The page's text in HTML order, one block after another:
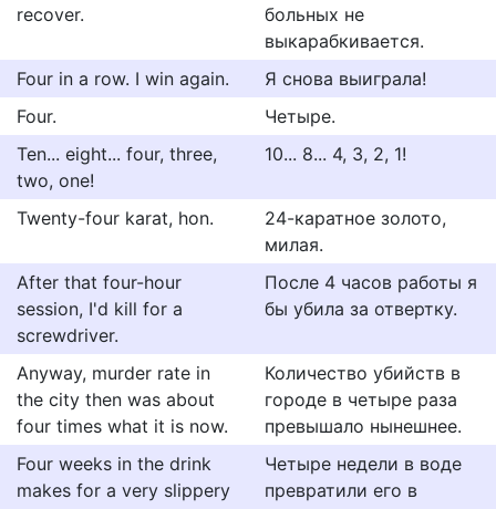
recover.
больных не
выкарабкивается.
Four in a row. I win again.
Я снова выиграла!
Four.
Четыре.
Ten... eight... four, three,
two, one!
10... 8... 4, 3, 2, 1!
Twenty-four karat, hon.
24-каратное золото,
милая.
After that four-hour
session, I'd kill for a
screwdriver.
После 4 часов работы я
бы убила за отвертку.
Anyway, murder rate in
the city then was about
four times what it is now.
Количество убийств в
городе в четыре раза
превышало нынешнее.
Four weeks in the drink
makes for a very slippery
Четыре недели в воде
превратили его в